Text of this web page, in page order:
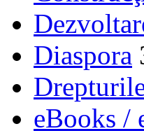
Diaspora
eBooks /